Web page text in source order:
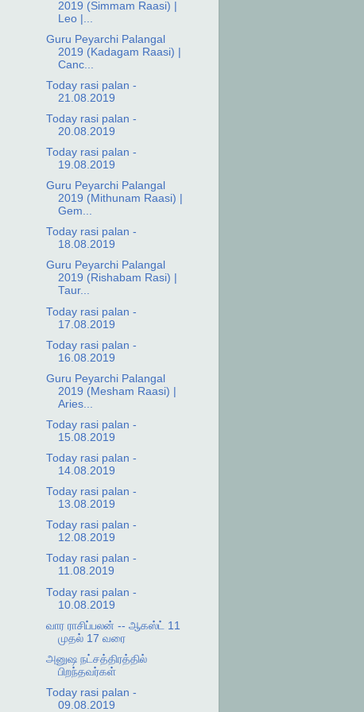
2019 (Simmam Raasi) |
Leo |...
Guru Peyarchi Palangal
2019 (Kadagam Raasi) |
Canc...
Today rasi palan -
21.08.2019
Today rasi palan -
20.08.2019
Today rasi palan -
19.08.2019
Guru Peyarchi Palangal
2019 (Mithunam Raasi) |
Gem...
Today rasi palan -
18.08.2019
Guru Peyarchi Palangal
2019 (Rishabam Rasi) |
Taur...
Today rasi palan -
17.08.2019
Today rasi palan -
16.08.2019
Guru Peyarchi Palangal
2019 (Mesham Raasi) |
Aries...
Today rasi palan -
15.08.2019
Today rasi palan -
14.08.2019
Today rasi palan -
13.08.2019
Today rasi palan -
12.08.2019
Today rasi palan -
11.08.2019
Today rasi palan -
10.08.2019
வார ராசிப்பலன் -- ஆகஸ்ட் 11
முதல் 17 வரை
அனுஷ நட்சத்திரத்தில்
பிறந்தவர்கள்
Today rasi palan -
09.08.2019